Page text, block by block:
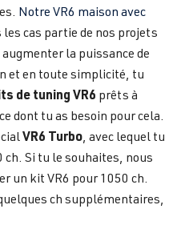
Notre VR6 maison avec
cas partie de nos projets
la puissance de
et en toute simplicité, tu
de tuning VR6 prêts à
dont tu as besoin pour cela.
VR6 Turbo, avec lequel tu
Si tu le souhaites, nous
un kit VR6 pour 1050 ch.
ch supplémentaires,